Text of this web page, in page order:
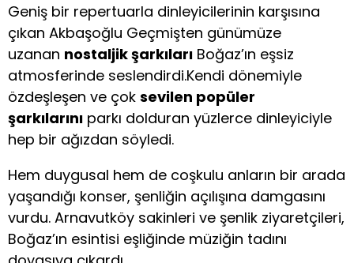
Geniş bir repertuarla dinleyicilerinin karşısına
çıkan Akbaşoğlu Geçmişten günümüze
uzanan nostaljik şarkıları Boğaz’ın eşsiz
atmosferinde seslendirdi.Kendi dönemiyle
özdeşleşen ve çok sevilen popüler
şarkılarını parkı dolduran yüzlerce dinleyiciyle
hep bir ağızdan söyledi.
Hem duygusal hem de coşkulu anların bir arada
yaşandığı konser, şenliğin açılışına damgasını
vurdu. Arnavutköy sakinleri ve şenlik ziyaretçileri,
Boğaz’ın esintisi eşliğinde müziğin tadını